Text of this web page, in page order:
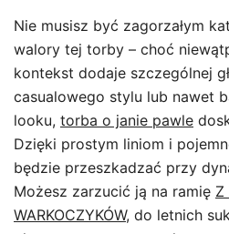
Nie musisz być zagorzałym
walory tej torby – choć
kontekst dodaje szczególnej
casualowego stylu lub nawet
looku, torba o janie pawle
Dzięki prostym liniom i
będzie przeszkadzać przy
Możesz zarzucić ją na ramię Z
WARKOCZYKÓW, do letnich